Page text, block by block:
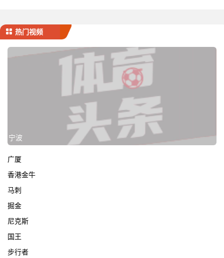
热门视频
宁波
广厦
香港金牛
马刺
掘金
尼克斯
国王
步行者